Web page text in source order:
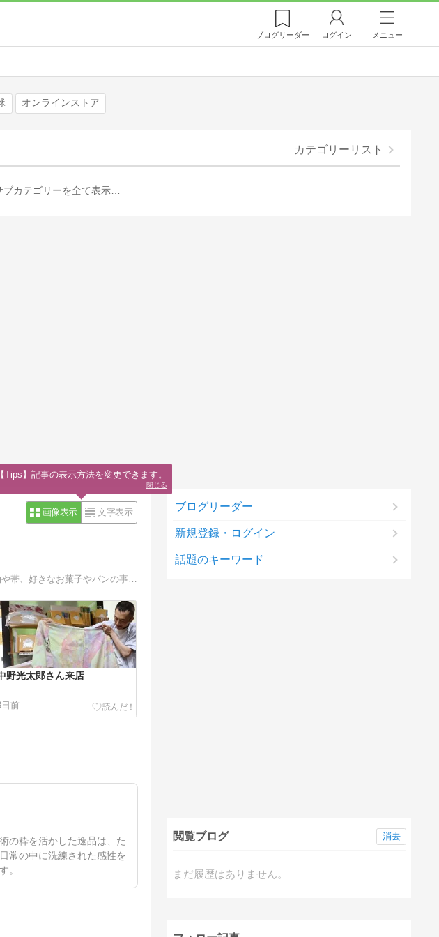
ブログリーダー ログイン メニュー
オンラインストア
カテゴリーリスト
ブカテゴリーを全て表示…
画像表示 文字表示
野光太郎さん来店
日前
の粋を活かした逸品は、た
常の中に洗練された感性を
。
ブログリーダー
新規登録・ログイン
話題のキーワード
閲覧ブログ
まだ履歴はありません。
消去
【Tips】記事の表示方法を変更できます。
閉じる